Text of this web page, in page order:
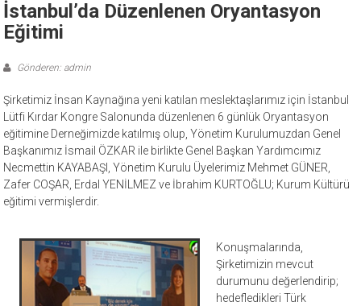
İstanbul’da Düzenlenen Oryantasyon
Eğitimi
Gönderen: admin
Şirketimiz İnsan Kaynağına yeni katılan meslektaşlarımız için İstanbul
Lütfi Kırdar Kongre Salonunda düzenlenen 6 günlük Oryantasyon
eğitimine Derneğimizde katılmış olup, Yönetim Kurulumuzdan Genel
Başkanımız İsmail ÖZKAR ile birlikte Genel Başkan Yardımcımız
Necmettin KAYABAŞI, Yönetim Kurulu Üyelerimiz Mehmet GÜNER,
Zafer COŞAR, Erdal YENİLMEZ ve İbrahim KURTOĞLU; Kurum Kültürü
eğitimi vermişlerdir.
Konuşmalarında,
Şirketimizin mevcut
durumunu değerlendirip;
hedefledikleri Türk